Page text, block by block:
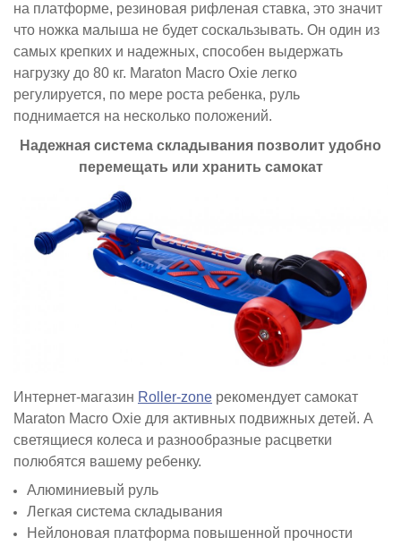
на платформе, резиновая рифленая ставка, это значит
что ножка малыша не будет соскальзывать. Он один из
самых крепких и надежных, способен выдержать
нагрузку до 80 кг. Maraton Macro Oxie легко
регулируется, по мере роста ребенка, руль
поднимается на несколько положений.
Надежная система складывания позволит удобно
перемещать или хранить самокат
Интернет-магазин Roller-zone рекомендует самокат
Maraton Macro Oxie для активных подвижных детей. А
светящиеся колеса и разнообразные расцветки
полюбятся вашему ребенку.
Алюминиевый руль
Легкая система складывания
Нейлоновая платформа повышенной прочности